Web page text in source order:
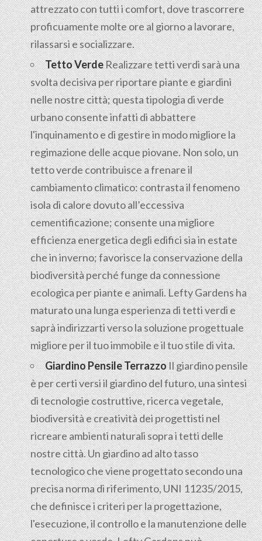
attrezzato con tutti i comfort, dove trascorrere
proficuamente molte ore al giorno a lavorare,
rilassarsi e socializzare.
Tetto VerdeRealizzare tetti verdi sarà una
svolta decisiva per riportare piante e giardini
nelle nostre città; questa tipologia di verde
urbano consente infatti di abbattere
l'inquinamento e di gestire in modo migliore la
regimazione delle acque piovane. Non solo, un
tetto verde contribuisce a frenare il
cambiamento climatico: contrasta il fenomeno
isola di calore dovuto all’eccessiva
cementificazione; consente una migliore
efficienza energetica degli edifici sia in estate
che in inverno; favorisce la conservazione della
biodiversità perché funge da connessione
ecologica per piante e animali. Lefty Gardens ha
maturato una lunga esperienza di tetti verdi e
saprà indirizzarti verso la soluzione progettuale
migliore per il tuo immobile e il tuo stile di vita.
Giardino Pensile TerrazzoIl giardino pensile
è per certi versi il giardino del futuro, una sintesi
di tecnologie costruttive, ricerca vegetale,
biodiversità e creatività dei progettisti nel
ricreare ambienti naturali sopra i tetti delle
nostre città. Un giardino ad alto tasso
tecnologico che viene progettato secondo una
precisa norma di riferimento, UNI 11235/2015,
che definisce i criteri per la progettazione,
l'esecuzione, il controllo e la manutenzione delle